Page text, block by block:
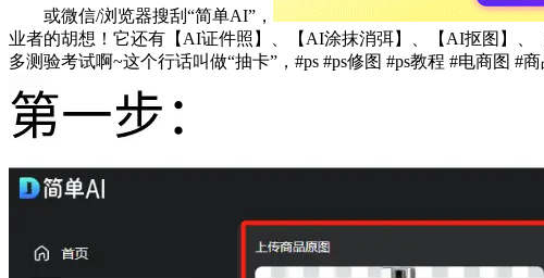
或微信/浏览器搜刮“简单AI”，
业者的胡想！它还有【AI证件照】、【AI涂抹消弭】、【AI抠图】
多测验考试啊~这个行话叫做“抽卡”，#ps #ps修图 #ps教程 #电商图